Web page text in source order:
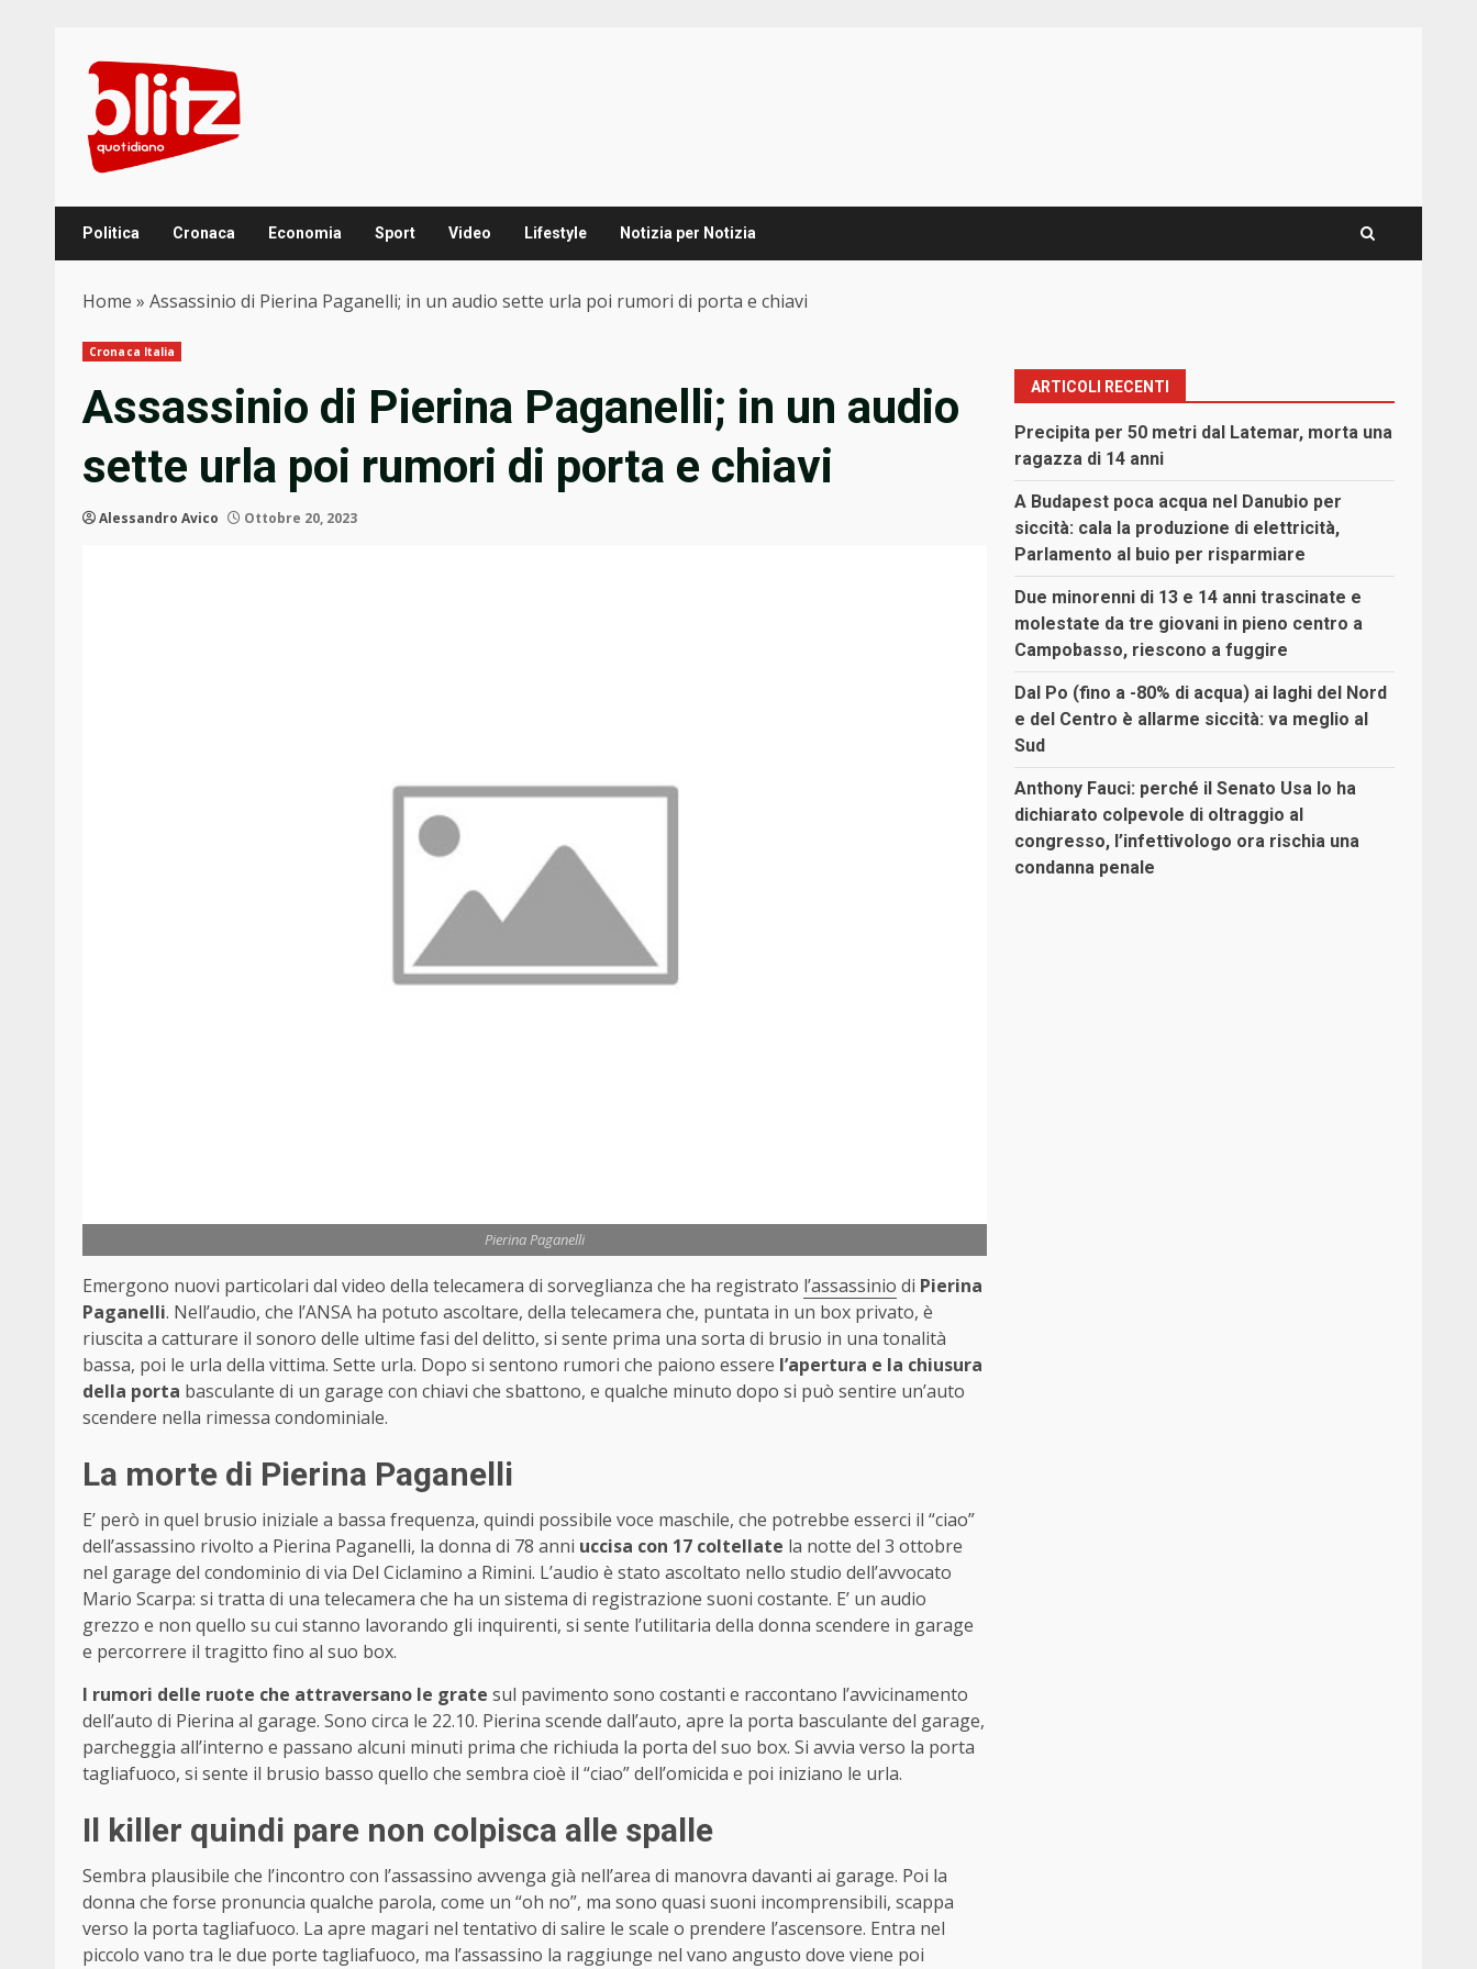
content
Politica Cronaca Economia Sport Video Lifestyle Notizia per Notizia
Home » Assassinio di Pierina Paganelli; in un audio sette urla poi rumori di porta e chiavi
Cronaca Italia
Assassinio di Pierina Paganelli; in un audio
sette urla poi rumori di porta e chiavi
Alessandro Avico Ottobre 20, 2023
Pierina Paganelli
Emergono nuovi particolari dal video della telecamera di sorveglianza che ha registrato l’assassinio di Pierina
Paganelli. Nell’audio, che l’ANSA ha potuto ascoltare, della telecamera che, puntata in un box privato, è
riuscita a catturare il sonoro delle ultime fasi del delitto, si sente prima una sorta di brusio in una tonalità
bassa, poi le urla della vittima. Sette urla. Dopo si sentono rumori che paiono essere l’apertura e la chiusura
della porta basculante di un garage con chiavi che sbattono, e qualche minuto dopo si può sentire un’auto
scendere nella rimessa condominiale.
La morte di Pierina Paganelli
E’ però in quel brusio iniziale a bassa frequenza, quindi possibile voce maschile, che potrebbe esserci il “ciao”
dell’assassino rivolto a Pierina Paganelli, la donna di 78 anni uccisa con 17 coltellate la notte del 3 ottobre
nel garage del condominio di via Del Ciclamino a Rimini. L’audio è stato ascoltato nello studio dell’avvocato
Mario Scarpa: si tratta di una telecamera che ha un sistema di registrazione suoni costante. E’ un audio
grezzo e non quello su cui stanno lavorando gli inquirenti, si sente l’utilitaria della donna scendere in garage
e percorrere il tragitto fino al suo box.
I rumori delle ruote che attraversano le grate sul pavimento sono costanti e raccontano l’avvicinamento
dell’auto di Pierina al garage. Sono circa le 22.10. Pierina scende dall’auto, apre la porta basculante del garage,
parcheggia all’interno e passano alcuni minuti prima che richiuda la porta del suo box. Si avvia verso la porta
tagliafuoco, si sente il brusio basso quello che sembra cioè il “ciao” dell’omicida e poi iniziano le urla.
Il killer quindi pare non colpisca alle spalle
Sembra plausibile che l’incontro con l’assassino avvenga già nell’area di manovra davanti ai garage. Poi la
donna che forse pronuncia qualche parola, come un “oh no”, ma sono quasi suoni incomprensibili, scappa
verso la porta tagliafuoco. La apre magari nel tentativo di salire le scale o prendere l’ascensore. Entra nel
piccolo vano tra le due porte tagliafuoco, ma l’assassino la raggiunge nel vano angusto dove viene poi
ARTICOLI RECENTI
Precipita per 50 metri dal Latemar, morta una
ragazza di 14 anni
A Budapest poca acqua nel Danubio per
siccità: cala la produzione di elettricità,
Parlamento al buio per risparmiare
Due minorenni di 13 e 14 anni trascinate e
molestate da tre giovani in pieno centro a
Campobasso, riescono a fuggire
Dal Po (fino a -80% di acqua) ai laghi del Nord
e del Centro è allarme siccità: va meglio al
Sud
Anthony Fauci: perché il Senato Usa lo ha
dichiarato colpevole di oltraggio al
congresso, l’infettivologo ora rischia una
condanna penale